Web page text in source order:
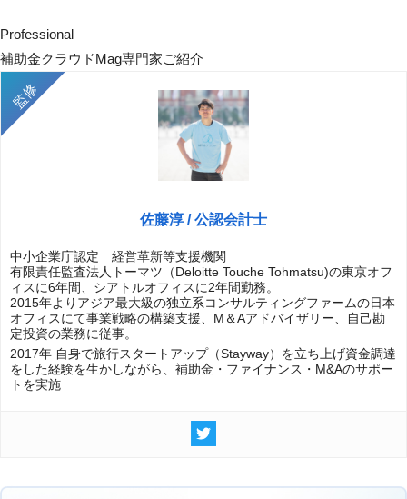
Professional
補助金クラウドMag専門家ご紹介
佐藤淳 / 公認会計士
中小企業庁認定 経営革新等支援機関
有限責任監査法人トーマツ（Deloitte Touche Tohmatsu)の東京オフ
ィスに6年間、シアトルオフィスに2年間勤務。
2015年よりアジア最大級の独立系コンサルティングファームの日本
オフィスにて事業戦略の構築支援、M＆Aアドバイザリー、自己勘
定投資の業務に従事。
2017年 自身で旅行スタートアップ（Stayway）を立ち上げ資金調達
をした経験を生かしながら、補助金・ファイナンス・M&Aのサポー
トを実施